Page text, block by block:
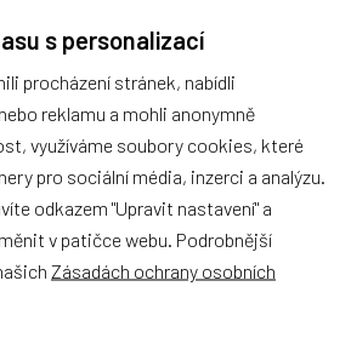
žádné hodnocení, buďte první, kdo
produkt ohodnotí!
Přidat hodnocení
s personalizací
procházení stránek, nabídli
reklamu a mohli anonymně
využíváme soubory cookies, které
pro sociální média, inzerci a analýzu.
odkazem "Upravit nastavení" a
v patičce webu. Podrobnější
Zásadách ochrany osobních